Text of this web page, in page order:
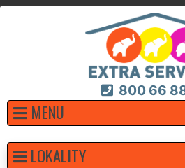
800 66
MENU
LOKALITY